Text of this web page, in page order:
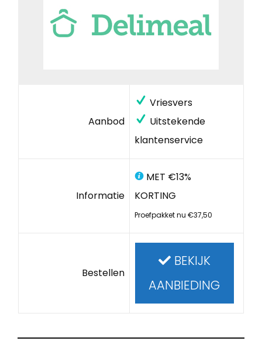
Aanbod
Vriesvers
Uitstekende
klantenservice
Informatie
MET €13%
KORTING
Proefpakket nu €37,50
Bestellen
BEKIJK
AANBIEDING